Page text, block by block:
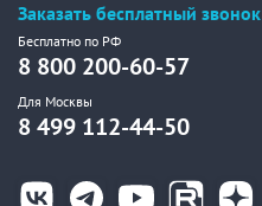
Заказать бесплатный звонок
Бесплатно по РФ
8 800 200-60-57
Для Москвы
8 499 112-44-50